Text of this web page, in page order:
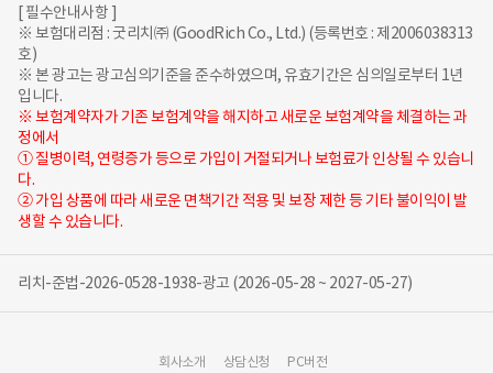
[ 필수안내사항 ]
※ 보험대리점 : 굿리치㈜ (GoodRich Co., Ltd.) (등록번호 : 제2006038313
호)
※ 본 광고는 광고심의기준을 준수하였으며, 유효기간은 심의일로부터 1년
입니다.
※ 보험계약자가 기존 보험계약을 해지하고 새로운 보험계약을 체결하는 과
정에서
① 질병이력, 연령증가 등으로 가입이 거절되거나 보험료가 인상될 수 있습니
다.
② 가입 상품에 따라 새로운 면책기간 적용 및 보장 제한 등 기타 불이익이 발
생할 수 있습니다.
리치-준법-2026-0528-1938-광고 (2026-05-28 ~ 2027-05-27)
회사소개 상담신청 PC버전